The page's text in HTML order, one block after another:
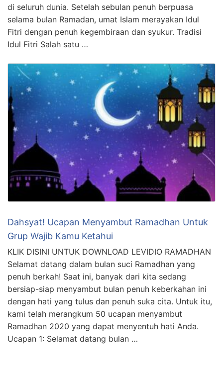
di seluruh dunia. Setelah sebulan penuh berpuasa
selama bulan Ramadan, umat Islam merayakan Idul
Fitri dengan penuh kegembiraan dan syukur. Tradisi
Idul Fitri Salah satu …
Dahsyat! Ucapan Menyambut Ramadhan Untuk
Grup Wajib Kamu Ketahui
KLIK DISINI UNTUK DOWNLOAD LEVIDIO RAMADHAN
Selamat datang dalam bulan suci Ramadhan yang
penuh berkah! Saat ini, banyak dari kita sedang
bersiap-siap menyambut bulan penuh keberkahan ini
dengan hati yang tulus dan penuh suka cita. Untuk itu,
kami telah merangkum 50 ucapan menyambut
Ramadhan 2020 yang dapat menyentuh hati Anda.
Ucapan 1: Selamat datang bulan …